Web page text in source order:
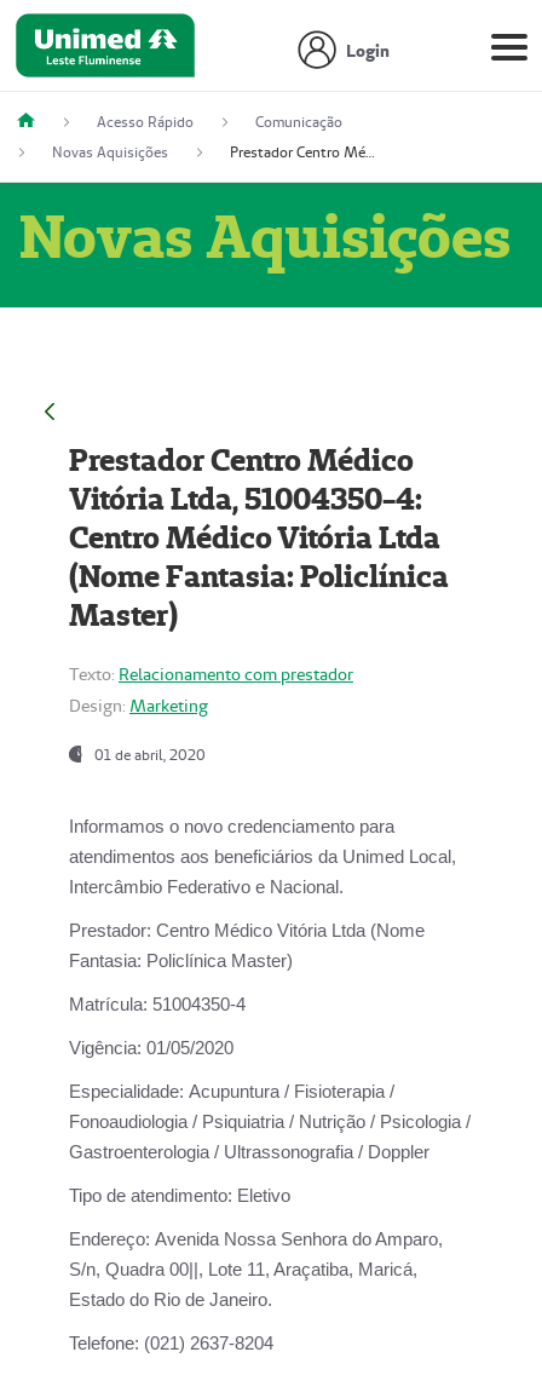
Login
Acesso Rápido
Comunicação
Novas Aquisições
Prestador Centro Médico Vitória Ltda, 51004350-4: Centro Médico Vitória Ltda (Nome Fantasia: Policlínica Master)
Novas Aquisições
Prestador Centro Médico
Vitória Ltda, 51004350-4:
Centro Médico Vitória Ltda
(Nome Fantasia: Policlínica
Master)
Texto: Relacionamento com prestador
Design: Marketing
01 de abril, 2020
Informamos o novo credenciamento para
atendimentos aos beneficiários da Unimed Local,
Intercâmbio Federativo e Nacional.
Prestador: Centro Médico Vitória Ltda (Nome
Fantasia: Policlínica Master)
Matrícula: 51004350-4
Vigência: 01/05/2020
Especialidade: Acupuntura / Fisioterapia /
Fonoaudiologia / Psiquiatria / Nutrição / Psicologia /
Gastroenterologia / Ultrassonografia / Doppler
Tipo de atendimento: Eletivo
Endereço: Avenida Nossa Senhora do Amparo,
S/n, Quadra 00||, Lote 11, Araçatiba, Maricá,
Estado do Rio de Janeiro.
Telefone: (021) 2637-8204